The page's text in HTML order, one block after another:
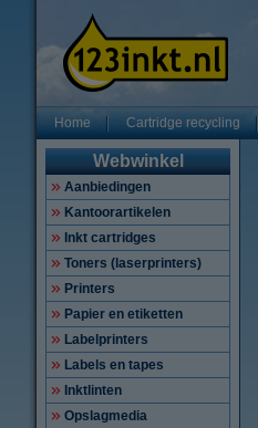
Home Cartridge recycling
Webwinkel
Aanbiedingen
Kantoorartikelen
Inkt cartridges
Toners (laserprinters)
Printers
Papier en etiketten
Labelprinters
Labels en tapes
Inktlinten
Opslagmedia